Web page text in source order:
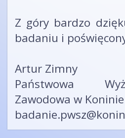
Z góry bardzo
badaniu i
Artur Zimny
Państwowa
Zawodowa w Koninie